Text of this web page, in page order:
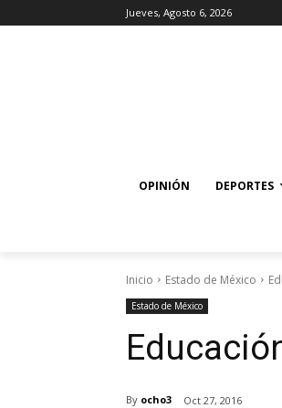
Jueves, Agosto 6, 2026
OPINIÓN DEPORTES
Inicio Estado de México
Estado de México
By ocho3 Oct 27, 2016